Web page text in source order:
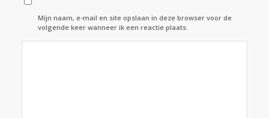
Mijn naam, e-mail en site opslaan in deze browser voor de
volgende keer wanneer ik een reactie plaats.